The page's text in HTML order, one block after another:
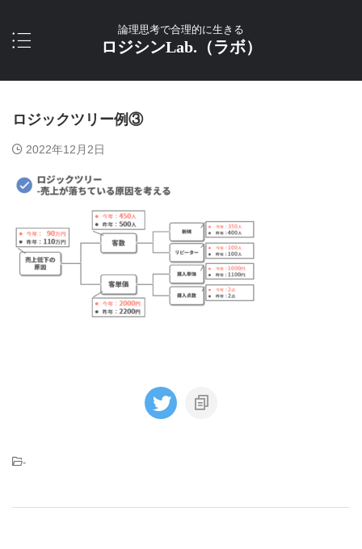
論理思考で合理的に生きる
ロジシンLab.（ラボ）
ロジックツリー例③
2022年12月2日
-